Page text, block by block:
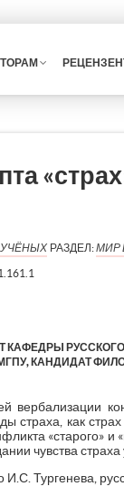
РАЗДЕЛ:МИР
КАФЕДРЫ
КАНДИДАТ
вербализации
страха, как
«старого»
чувства страха
И.С. Тургенева,